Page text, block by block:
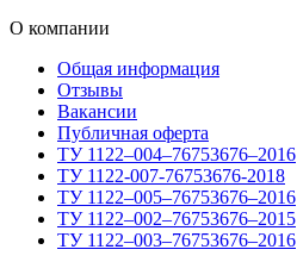
О компании
Общая информация
Отзывы
Вакансии
Публичная оферта
ТУ 1122–004–76753676–2016
ТУ 1122-007-76753676-2018
ТУ 1122–005–76753676–2016
ТУ 1122–002–76753676–2015
ТУ 1122–003–76753676–2016